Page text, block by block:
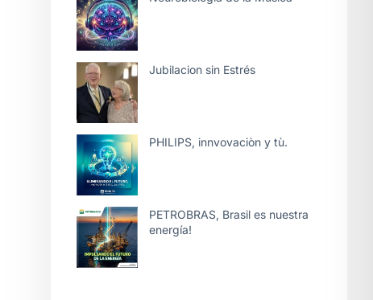
Jubilacion sin Estrés
PHILIPS, innvovaciòn y tù.
PETROBRAS, Brasil es nuestra
energía!